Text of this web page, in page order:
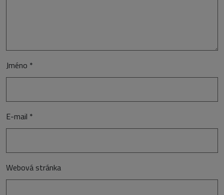
Jméno *
E-mail *
Webová stránka